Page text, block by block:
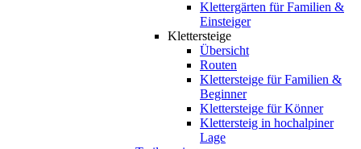
Klettergärten für Familien &
Einsteiger
Klettersteige
Übersicht
Routen
Klettersteige für Familien &
Beginner
Klettersteige für Könner
Klettersteig in hochalpiner
Lage